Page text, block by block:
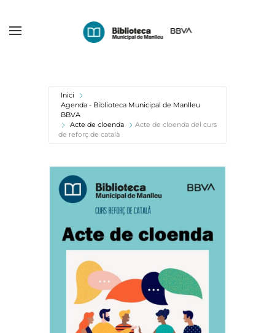
Inici
Agenda - Biblioteca Municipal de Manlleu
BBVA
Acte de cloenda
Acte de cloenda del curs
de reforç de català